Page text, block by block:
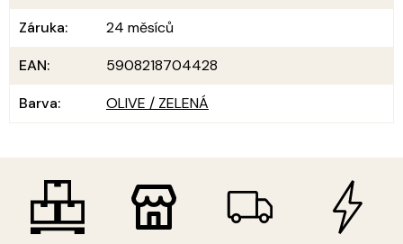
Záruka:
24 měsíců
EAN:
5908218704428
Barva: OLIVE / ZELENÁ